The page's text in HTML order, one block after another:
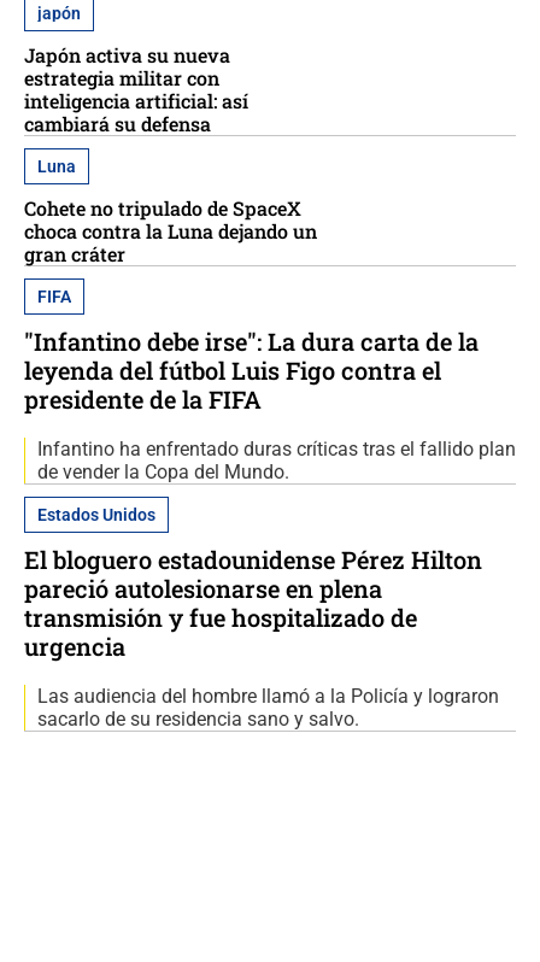
japón
Japón activa su nueva
estrategia militar con
inteligencia artificial: así
cambiará su defensa
Luna
Cohete no tripulado de SpaceX
choca contra la Luna dejando un
gran cráter
FIFA
"Infantino debe irse": La dura carta de la
leyenda del fútbol Luis Figo contra el
presidente de la FIFA
Infantino ha enfrentado duras críticas tras el fallido plan
de vender la Copa del Mundo.
Estados Unidos
El bloguero estadounidense Pérez Hilton
pareció autolesionarse en plena
transmisión y fue hospitalizado de
urgencia
Las audiencia del hombre llamó a la Policía y lograron
sacarlo de su residencia sano y salvo.